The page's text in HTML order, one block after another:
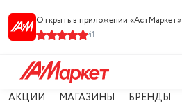
Открыть в приложении «АстМарке‪т‬»
41
АКЦИИ МАГАЗИНЫ БРЕНДЫ